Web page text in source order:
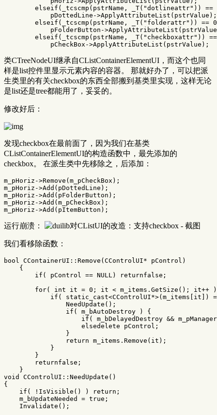
elseif ( _tcscmp ( pstrName , _T( "dotlineattr" ))
==
pDottedLine ->ApplyAttributeList ( pstrValue );
elseif ( _tcscmp ( pstrName , _T( "folderattr" )) == 0
pFolderButton ->ApplyAttributeList ( pstrValue
elseif ( _tcscmp ( pstrName , _T( "checkboxattr" ))
==
pCheckBox ->ApplyAttributeList ( pstrValue );
类CTreeNodeUI继承自CListContainerElementUI，而这个也同
样是list控件里显示元素内容的容器。 那就好办了，可以把派
生类里的有关checkbox的东西全部搬到基类里实现，这样无论
是list还是tree都能用了，妥妥的。
修改好后：
发现checkbox在最前面了，因为我们在基类
CListContainerElementUI的构造函数中，最先添加的
checkbox。 在派生类中先移除之，后添加：
m_pHoriz ->Remove ( m_pCheckBox );
m_pHoriz ->Add ( pDottedLine );
m_pHoriz ->Add ( pFolderButton );
m_pHoriz ->Add ( m_pCheckBox );
m_pHoriz ->Add ( pItemButton );
运行崩溃：
我们看移除函数：
bool CContainerUI :: Remove ( CControlUI* pControl )
{
if ( pControl == NULL) returnfalse ;
for( int it = 0 ; it < m_items . GetSize (); it++
)
if ( static_cast<CControlUI*>( m_items it ])
NeedUpdate ();
if ( m_bAutoDestroy )
{
if ( m_bDelayedDestroy && m_pManager
elsedelete
pControl ;
}
return m_items . Remove ( it );
}
}
returnfalse ;
}
void
CControlUI :: NeedUpdate ()
{
if ( ! IsVisible () ) return ;
m_bUpdateNeeded
= true ;
Invalidate ();